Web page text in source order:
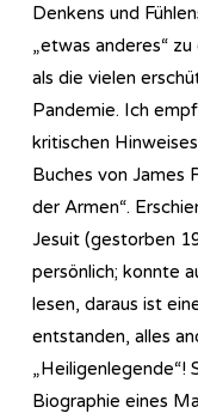
Denkens und
„etwas anderes“
als die vielen
Pandemie. Ich
kritischen
Buches von James
der Armen“.
Jesuit (gestorben
persönlich; konnte
lesen, daraus ist
entstanden, alles
„Heiligenlegende“!
Biographie eines